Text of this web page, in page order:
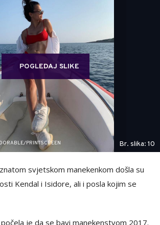
POGLEDAJ SLIKE
PRINTSCREEN Br. slika: 10
svjetskom manekenkom došla su
Kendal i Isidore, ali i posla kojim se
je da se bavi manekenstvom 2017.